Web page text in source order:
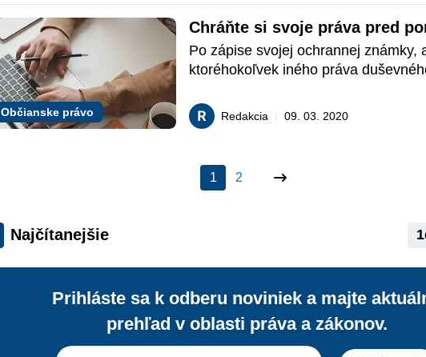
vlastníctva, medzi ktoré patrí
zaraďujeme do tejto oblasti aj práva
priemyselného vlastíctva. Pozrite sa s
právno - praktickou lupou na jeden
Občianske právo
Chráňte si svoje práva pred
Po zápise svojej ochrannej známky,
ktoréhokoľvek iného práva
nikto iný.Redakcia 09. 03. 2020
1 2
Najčítanejšie
Prihláste sa k odberu noviniek a majte
prehľad v oblasti práva a zákonov.